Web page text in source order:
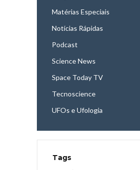
Matérias Especiais
Notícias Rápidas
Podcast
Science News
Space Today TV
Tecnoscience
UFOs e Ufologia
Tags